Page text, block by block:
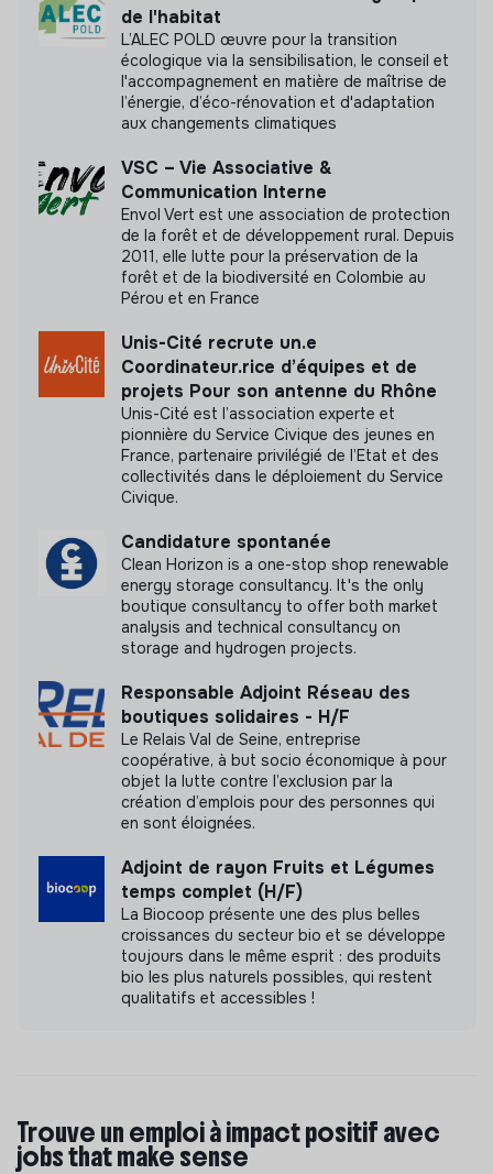
Documents
Raison d'être
de l'habitat
L’ALEC POLD œuvre pour la transition
écologique via la sensibilisation, le conseil et
l'accompagnement en matière de maîtrise de
l’énergie, d’éco-rénovation et d'adaptation
aux changements climatiques
VSC – Vie Associative &
Communication Interne
Envol Vert est une association de protection
de la forêt et de développement rural. Depuis
2011, elle lutte pour la préservation de la
forêt et de la biodiversité en Colombie au
Pérou et en France
Unis-Cité recrute un.e
Coordinateur.rice d’équipes et de
projets Pour son antenne du Rhône
Unis-Cité est l’association experte et
pionnière du Service Civique des jeunes en
France, partenaire privilégié de l’Etat et des
collectivités dans le déploiement du Service
Civique.
Candidature spontanée
Clean Horizon is a one-stop shop renewable
energy storage consultancy. It's the only
boutique consultancy to offer both market
analysis and technical consultancy on
storage and hydrogen projects.
Responsable Adjoint Réseau des
boutiques solidaires - H/F
Le Relais Val de Seine, entreprise
coopérative, à but socio économique à pour
objet la lutte contre l’exclusion par la
création d’emplois pour des personnes qui
en sont éloignées.
Adjoint de rayon Fruits et Légumes
temps complet (H/F)
La Biocoop présente une des plus belles
croissances du secteur bio et se développe
toujours dans le même esprit : des produits
bio les plus naturels possibles, qui restent
qualitatifs et accessibles !
Trouve un emploi à impact positif avec
jobs that make sense